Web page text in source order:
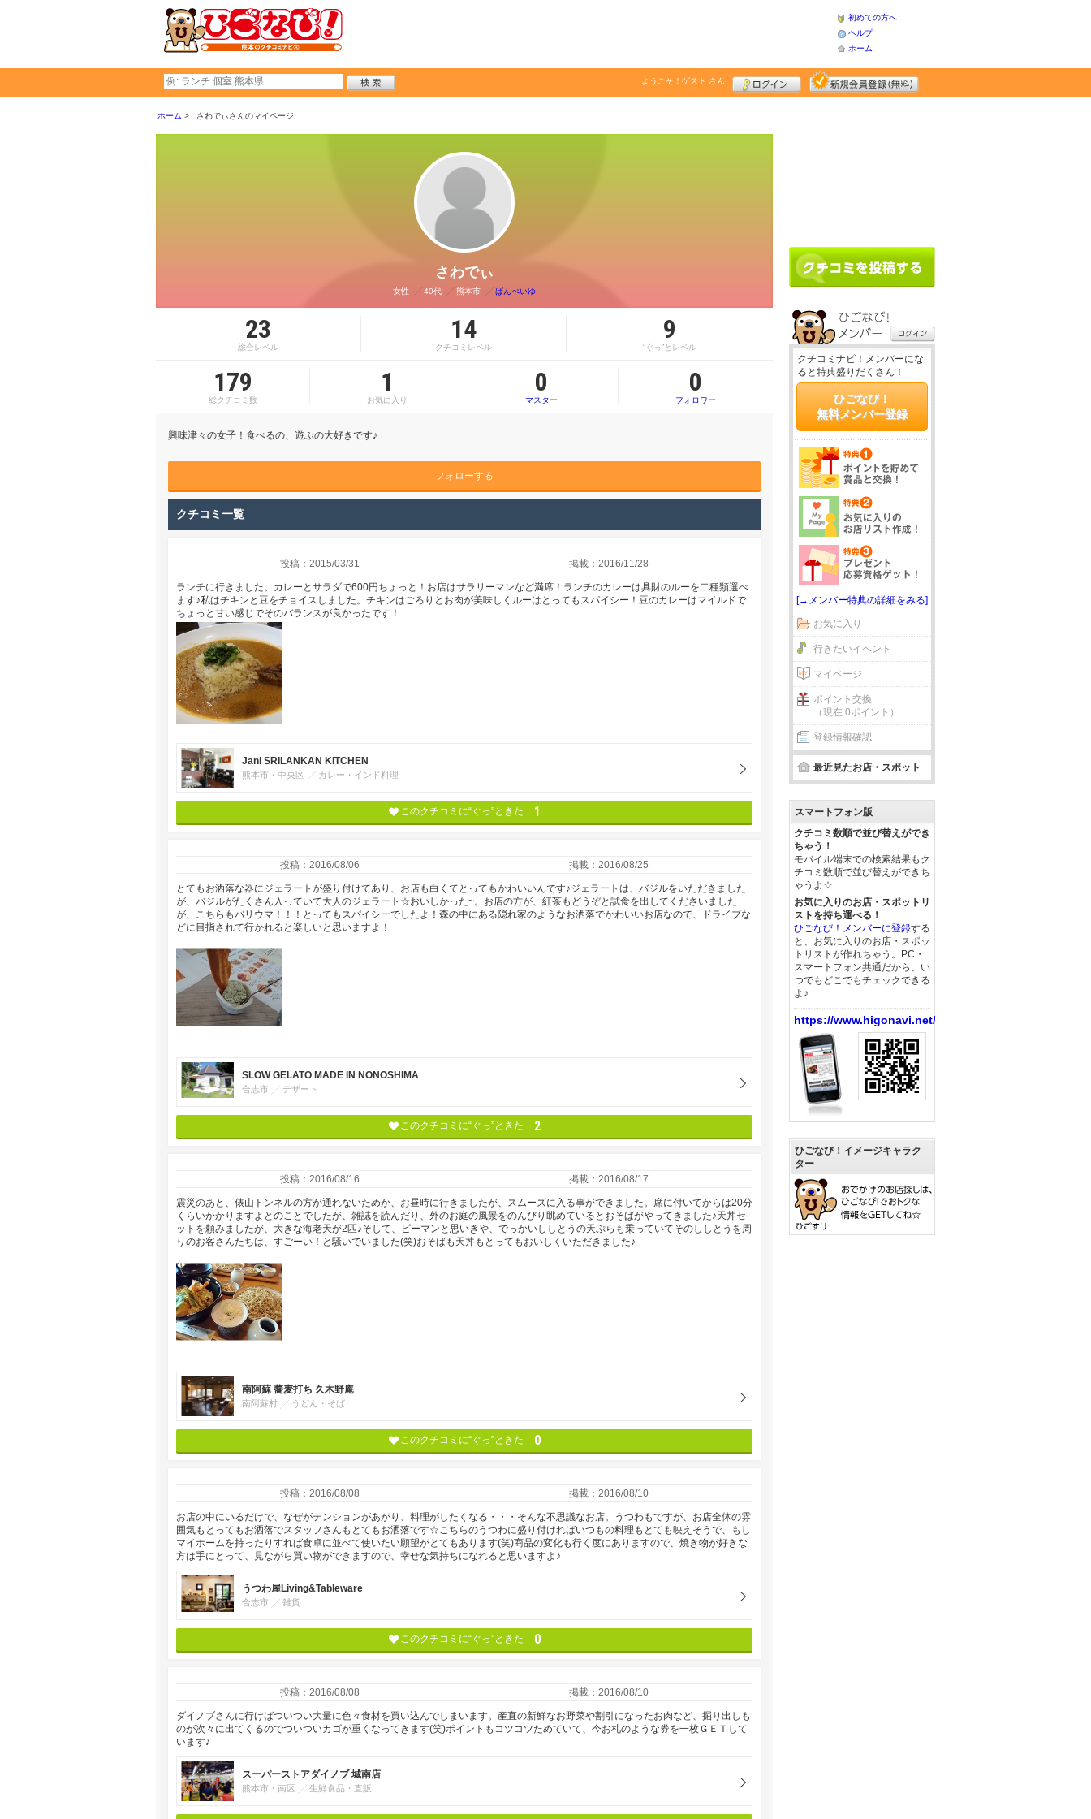
初めての方へ
ヘルプ
ホーム
ようこそ！ ゲスト さん
ホーム さわでぃさんのマイページ
さわでぃ
女性 40代 熊本市 ばんぺいゆ
23
総合レベル
14
クチコミレベル
9
“ぐっ”とレベル
179
総クチコミ数
1
お気に入り
0
マスター
0
フォロワー
興味津々の女子！食べるの、遊ぶの大好きです♪
フォローする
クチコミ一覧
投稿：2015/03/31 掲載：2016/11/28
ランチに行きました。カレーとサラダで600円ちょっと！お店はサラリーマンなど満席！ランチのカレーは具財のルーを二種類選べ
ます♪私はチキンと豆をチョイスしました。チキンはごろりとお肉が美味しくルーはとってもスパイシー！豆のカレーはマイルドで
ちょっと甘い感じでそのバランスが良かったです！
Jani SRILANKAN KITCHEN
熊本市・中央区 カレー・インド料理
このクチコミに“ぐっ”ときた 1
投稿：2016/08/06 掲載：2016/08/25
とてもお洒落な器にジェラートが盛り付けてあり、お店も白くてとってもかわいいんです♪ジェラートは、バジルをいただきました
が、バジルがたくさん入っていて大人のジェラート☆おいしかった~。お店の方が、紅茶もどうぞと試食を出してくださいました
が、こちらもバリウマ！！！とってもスパイシーでしたよ！森の中にある隠れ家のようなお洒落でかわいいお店なので、ドライブな
どに目指されて行かれると楽しいと思いますよ！
SLOW GELATO MADE IN NONOSHIMA
合志市 デザート
このクチコミに“ぐっ”ときた 2
投稿：2016/08/16 掲載：2016/08/17
震災のあと、俵山トンネルの方が通れないためか、お昼時に行きましたが、スムーズに入る事ができました。席に付いてからは20分
くらいかかりますよとのことでしたが、雑誌を読んだり、外のお庭の風景をのんびり眺めているとおそばがやってきました♪天丼セ
ットを頼みましたが、大きな海老天が2匹♪そして、ピーマンと思いきや、でっかいししとうの天ぷらも乗っていてそのししとうを周
りのお客さんたちは、すごーい！と騒いでいました(笑)おそばも天丼もとってもおいしくいただきました♪
南阿蘇 蕎麦打ち 久木野庵
南阿蘇村 うどん・そば
このクチコミに“ぐっ”ときた 0
投稿：2016/08/08 掲載：2016/08/10
お店の中にいるだけで、なぜがテンションがあがり、料理がしたくなる・・・そんな不思議なお店。うつわもですが、お店全体の雰
囲気もとってもお洒落でスタッフさんもとてもお洒落です☆こちらのうつわに盛り付ければいつもの料理もとても映えそうで、もし
マイホームを持ったりすれば食卓に並べて使いたい願望がとてもあります(笑)商品の変化も行く度にありますので、焼き物が好きな
方は手にとって、見ながら買い物ができますので、幸せな気持ちになれると思いますよ♪
うつわ屋Living&Tableware
合志市 雑貨
このクチコミに“ぐっ”ときた 0
投稿：2016/08/08 掲載：2016/08/10
ダイノブさんに行けばついつい大量に色々食材を買い込んでしまいます。産直の新鮮なお野菜や割引になったお肉など、掘り出しも
のが次々に出てくるのでついついカゴが重くなってきます(笑)ポイントもコツコツためていて、今お札のような券を一枚ＧＥＴして
います♪
スーパーストアダイノブ 城南店
熊本市・南区 生鮮食品・直販
クチコミナビ！メンバーにな
ると特典盛りだくさん！
ひごなび！
無料メンバー登録
[→メンバー特典の詳細をみる]
お気に入り
行きたいイベント
マイページ
ポイント交換
（現在 0ポイント）
登録情報確認
最近見たお店・スポット
スマートフォン版
クチコミ数順で並び替えができ
ちゃう！
モバイル端末での検索結果もク
チコミ数順で並び替えができち
ゃうよ☆
お気に入りのお店・スポットリ
ストを持ち運べる！
ひごなび！メンバーに登録する
と、お気に入りのお店・スポッ
トリストが作れちゃう。PC・
スマートフォン共通だから、い
つでもどこでもチェックできる
よ♪
https://www.higonavi.net/
ひごなび！イメージキャラク
ター